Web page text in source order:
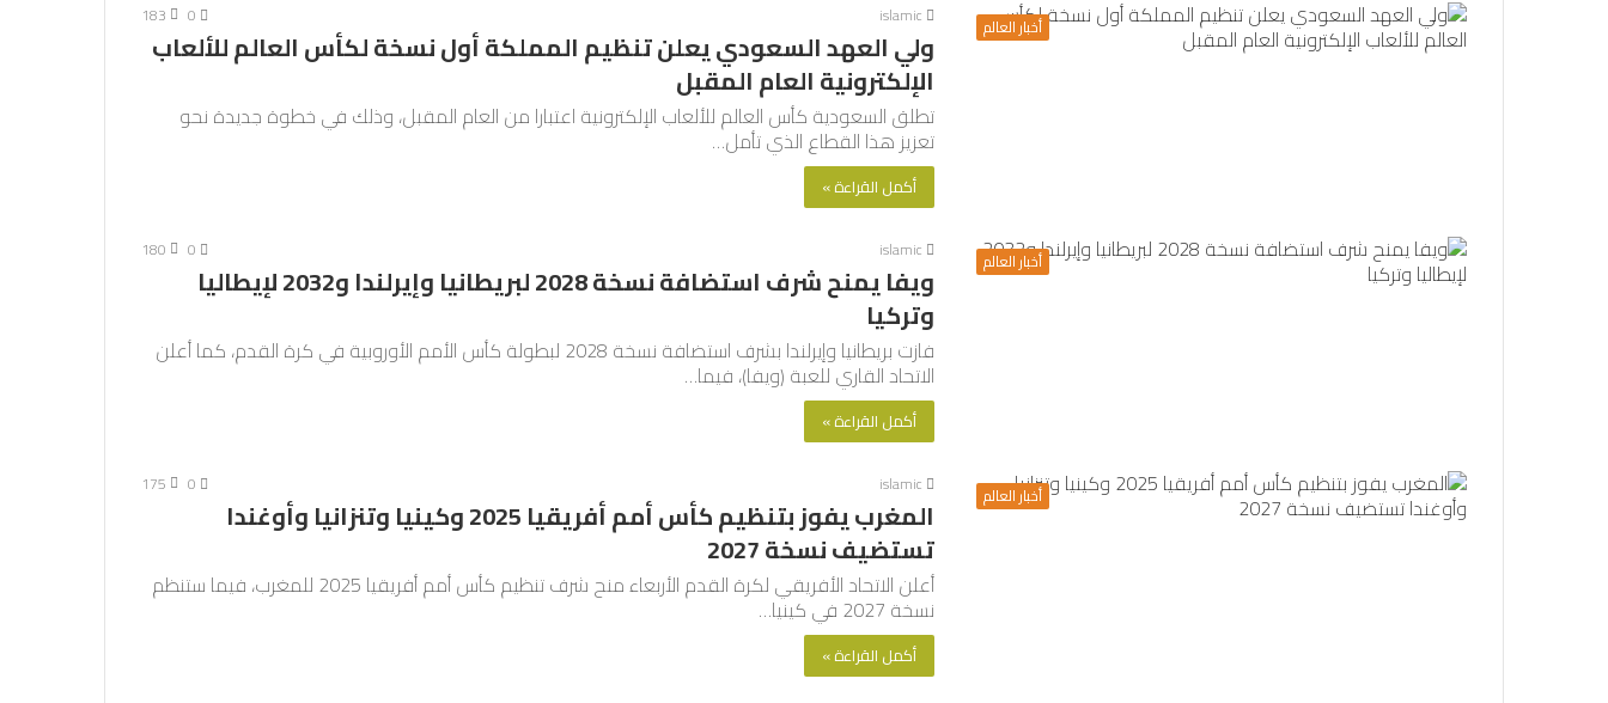
أخبار العالم islamic
0
183
ولي العهد السعودي يعلن تنظيم المملكة أول نسخة لكأس العالم للألعاب
الإلكترونية العام المقبل
تطلق السعودية كأس العالم للألعاب الإلكترونية اعتبارا من العام المقبل، وذلك في خطوة جديدة نحو
تعزيز هذا القطاع الذي تأمل…
أكمل القراءة »
أخبار العالم islamic
0
180
ويفا يمنح شرف استضافة نسخة 2028 لبريطانيا وإيرلندا و2032 لإيطاليا
وتركيا
فازت بريطانيا وإيرلندا بشرف استضافة نسخة 2028 لبطولة كأس الأمم الأوروبية في كرة القدم، كما أعلن
الاتحاد القاري للعبة (ويفا)، فيما…
أكمل القراءة »
أخبار العالم islamic
0
175
المغرب يفوز بتنظيم كأس أمم أفريقيا 2025 وكينيا وتنزانيا وأوغندا
تستضيف نسخة 2027
أعلن الاتحاد الأفريقي لكرة القدم الأربعاء منح شرف تنظيم كأس أمم أفريقيا 2025 للمغرب، فيما ستنظم
نسخة 2027 في كينيا…
أكمل القراءة »